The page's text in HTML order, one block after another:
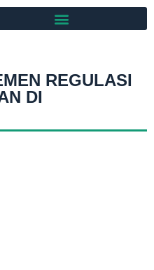
REGULASI
DI